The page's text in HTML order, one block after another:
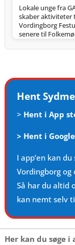
Lokale unge fra
skaber aktiviteter
Vordingborg
senere til
Hent
> Hent i App
> Hent i
I app’en kan
Vordingborg og
Så har du altid
kan nemt selv
Her kan du søge